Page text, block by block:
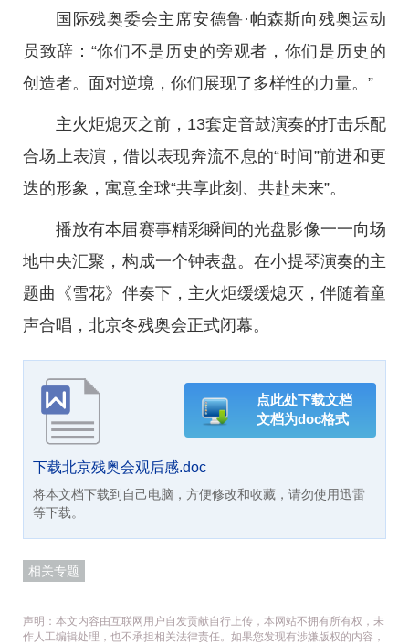
国际残奥委会主席安德鲁·帕森斯向残奥运动
员致辞：“你们不是历史的旁观者，你们是历史的
创造者。面对逆境，你们展现了多样性的力量。”
主火炬熄灭之前，13套定音鼓演奏的打击乐配
合场上表演，借以表现奔流不息的“时间”前进和更
迭的形象，寓意全球“共享此刻、共赴未来”。
播放有本届赛事精彩瞬间的光盘影像一一向场
地中央汇聚，构成一个钟表盘。在小提琴演奏的主
题曲《雪花》伴奏下，主火炬缓缓熄灭，伴随着童
声合唱，北京冬残奥会正式闭幕。
下载北京残奥会观后感.doc
将本文档下载到自己电脑，方便修改和收藏，请勿使用迅雷
等下载。
点此处下载文档
文档为doc格式
相关专题
声明：本文内容由互联网用户自发贡献自行上传，本网站不拥有所有权，未
作人工编辑处理，也不承担相关法律责任。如果您发现有涉嫌版权的内容，